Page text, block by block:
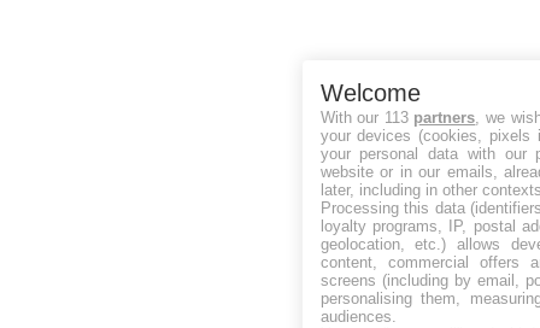
Welcome
With our 113 partners , we
your devices (cookies, pixels
your personal data with our
website or in our emails,
later, including in other
Processing this data
loyalty programs, IP, postal
geolocation, etc.) allows
content, commercial offers
screens (including by email,
personalising them,
audiences.